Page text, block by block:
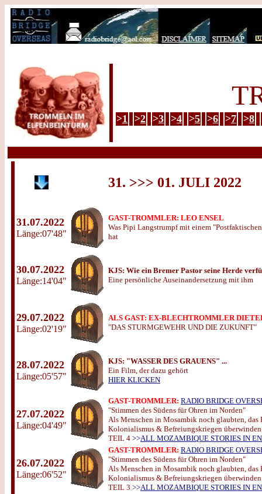
>1 >2 >3 >4 >5 >6 >7 >8
31. >>> 01. JULI 2022
31.07.2022
Länge:07'48"
GAST-TROMMLER: LEO ENSEL
Was Pipi Langstrumpf mit einem
hat
30.07.2022
Länge:14'04"
KJS: Wie ein Bremer Pastor seine Herde
Eine persönliche Auseinandersetzung mit ihm
29.07.2022
Länge:02'19"
ALS GAST: EX-BLECHTROMMLER
"DAS STURMGEWEHR UND DIE ZUKUNFT"
28.07.2022
Länge:05'57"
KJS: "WASSER DES GRAUENS" ...
Ein Film, der dazu gehört
HIER KLICKEN
27.07.2022
Länge:04'49"
GAST-TROMMLER: RADIO BRIDGE
"Stimmen des Südens für Ohren im Norden"
Als Menschen in Mosambik noch glaubten, das
Kolonialismus & Befreiungskriegen
TEIL 4 >>ALL MOZAMBIQUE STORIES IN
26.07.2022
Länge:06'52"
GAST-TROMMLER: RADIO BRIDGE
"Stimmen des Südens für Ohren im Norden"
Als Menschen in Mosambik noch glaubten, das
Kolonialismus & Befreiungskriegen
TEIL 3 >>ALL MOZAMBIQUE STORIES IN